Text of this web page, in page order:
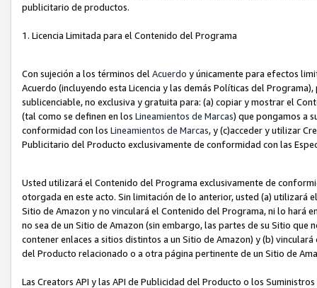
publicitario de productos.
1. Licencia Limitada para el Contenido del Programa
Con sujeción a los términos del Acuerdo y únicamente para efectos
Acuerdo (incluyendo esta Licencia y las demás Políticas del
sublicenciable, no exclusiva y gratuita para: (a) copiar y mostrar el
(tal como se definen en los Lineamientos de Marcas) que pongamos a
conformidad con los Lineamientos de Marcas, y (c)acceder y utilizar
Publicitario del Producto exclusivamente de conformidad con las
Usted utilizará el Contenido del Programa exclusivamente de
otorgada en este acto. Sin limitación de lo anterior, usted (a) utilizará
Sitio de Amazon y no vinculará el Contenido del Programa, ni lo hará
no sea de un Sitio de Amazon (sin embargo, las partes de su Sitio
contener enlaces a sitios distintos a un Sitio de Amazon) y (b)
del Producto relacionado o a otra página pertinente de un Sitio de
Las Creators API y las API de Publicidad del Producto o los